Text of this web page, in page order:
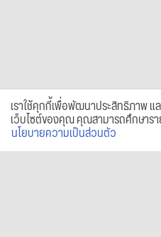
เราใช้คุกกี้เพื่อพัฒนาประสิทธิภาพ แ
เว็บไซต์ของคุณ คุณสามารถศึกษาร
นโยบายความเป็นส่วนตัว